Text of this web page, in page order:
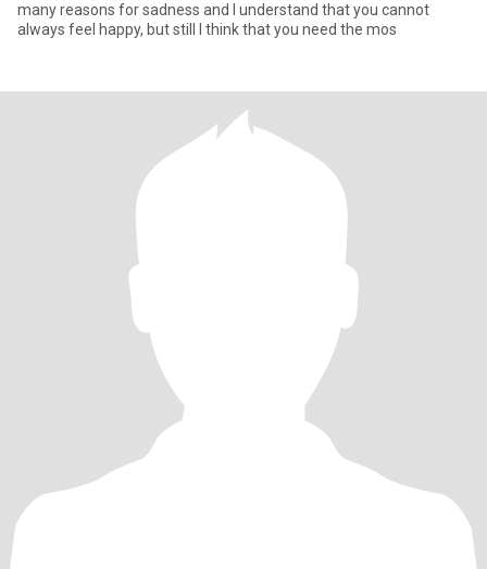
many reasons for sadness and I understand that you cannot
always feel happy, but still I think that you need the mos